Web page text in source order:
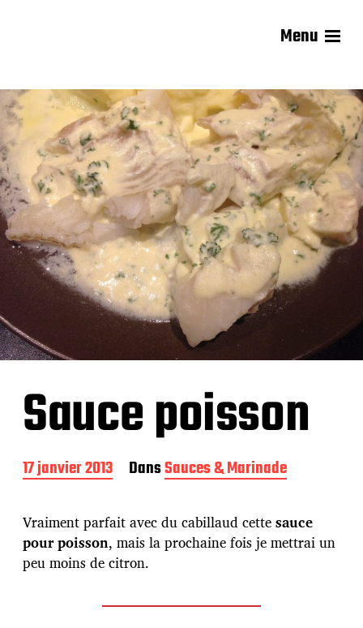
Menu
Sauce poisson
D
a
e
d
e
p
17 janvier 2013 DansSauces & Marinade
Vraiment parfait avec du cabillaud cettesauce
pour poisson, mais la prochaine fois je mettrai un
peu moins de citron.